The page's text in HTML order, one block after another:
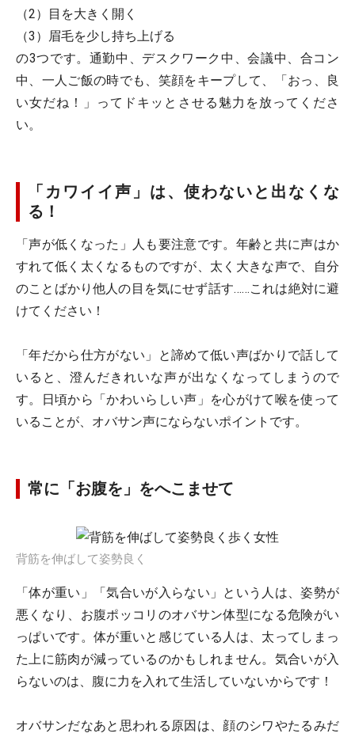
（2）目を大きく開く
（3）眉毛を少し持ち上げる
の3つです。通勤中、デスクワーク中、会議中、合コン
中、一人ご飯の時でも、笑顔をキープして、「おっ、良
い女だね！」ってドキッとさせる魅力を放ってくださ
い。
「カワイイ声」は、使わないと出なくな
る！
「声が低くなった」人も要注意です。年齢と共に声はか
すれて低く太くなるものですが、太く大きな声で、自分
のことばかり他人の目を気にせず話す……これは絶対に避
けてください！
「年だから仕方がない」と諦めて低い声ばかりで話して
いると、澄んだきれいな声が出なくなってしまうので
す。日頃から「かわいらしい声」を心がけて喉を使って
いることが、オバサン声にならないポイントです。
常に「お腹を」をへこませて
背筋を伸ばして姿勢良く
「体が重い」「気合いが入らない」という人は、姿勢が
悪くなり、お腹ポッコリのオバサン体型になる危険がい
っぱいです。体が重いと感じている人は、太ってしまっ
た上に筋肉が減っているのかもしれません。気合いが入
らないのは、腹に力を入れて生活していないからです！
オバサンだなあと思われる原因は、顔のシワやたるみだ